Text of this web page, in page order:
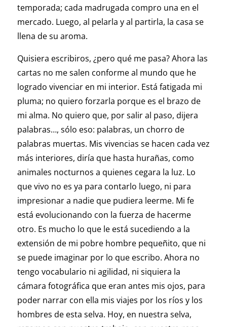
temporada; cada madrugada compro una en el
mercado. Luego, al pelarla y al partirla, la casa se
llena de su aroma.
Quisiera escribiros, ¿pero qué me pasa? Ahora las
cartas no me salen conforme al mundo que he
logrado vivenciar en mi interior. Está fatigada mi
pluma; no quiero forzarla porque es el brazo de
mi alma. No quiero que, por salir al paso, dijera
palabras…, sólo eso: palabras, un chorro de
palabras muertas. Mis vivencias se hacen cada vez
más interiores, diría que hasta hurañas, como
animales nocturnos a quienes cegara la luz. Lo
que vivo no es ya para contarlo luego, ni para
impresionar a nadie que pudiera leerme. Mi fe
está evolucionando con la fuerza de hacerme
otro. Es mucho lo que le está sucediendo a la
extensión de mi pobre hombre pequeñito, que ni
se puede imaginar por lo que escribo. Ahora no
tengo vocabulario ni agilidad, ni siquiera la
cámara fotográfica que eran antes mis ojos, para
poder narrar con ella mis viajes por los ríos y los
hombres de esta selva. Hoy, en nuestra selva,